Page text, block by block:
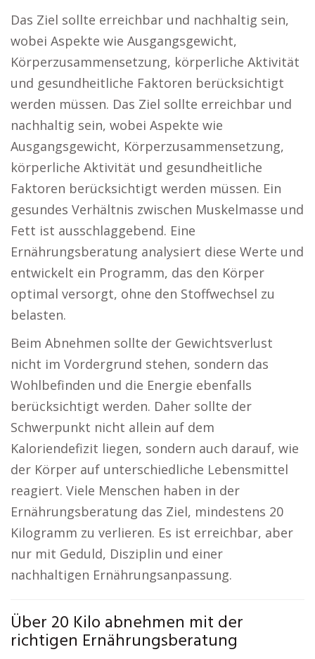
Das Ziel sollte erreichbar und nachhaltig sein,
wobei Aspekte wie Ausgangsgewicht,
Körperzusammensetzung, körperliche Aktivität
und gesundheitliche Faktoren berücksichtigt
werden müssen. Das Ziel sollte erreichbar und
nachhaltig sein, wobei Aspekte wie
Ausgangsgewicht, Körperzusammensetzung,
körperliche Aktivität und gesundheitliche
Faktoren berücksichtigt werden müssen. Ein
gesundes Verhältnis zwischen Muskelmasse und
Fett ist ausschlaggebend. Eine
Ernährungsberatung analysiert diese Werte und
entwickelt ein Programm, das den Körper
optimal versorgt, ohne den Stoffwechsel zu
belasten.
Beim Abnehmen sollte der Gewichtsverlust
nicht im Vordergrund stehen, sondern das
Wohlbefinden und die Energie ebenfalls
berücksichtigt werden. Daher sollte der
Schwerpunkt nicht allein auf dem
Kaloriendefizit liegen, sondern auch darauf, wie
der Körper auf unterschiedliche Lebensmittel
reagiert. Viele Menschen haben in der
Ernährungsberatung das Ziel, mindestens 20
Kilogramm zu verlieren. Es ist erreichbar, aber
nur mit Geduld, Disziplin und einer
nachhaltigen Ernährungsanpassung.
Über 20 Kilo abnehmen mit der
richtigen Ernährungsberatung